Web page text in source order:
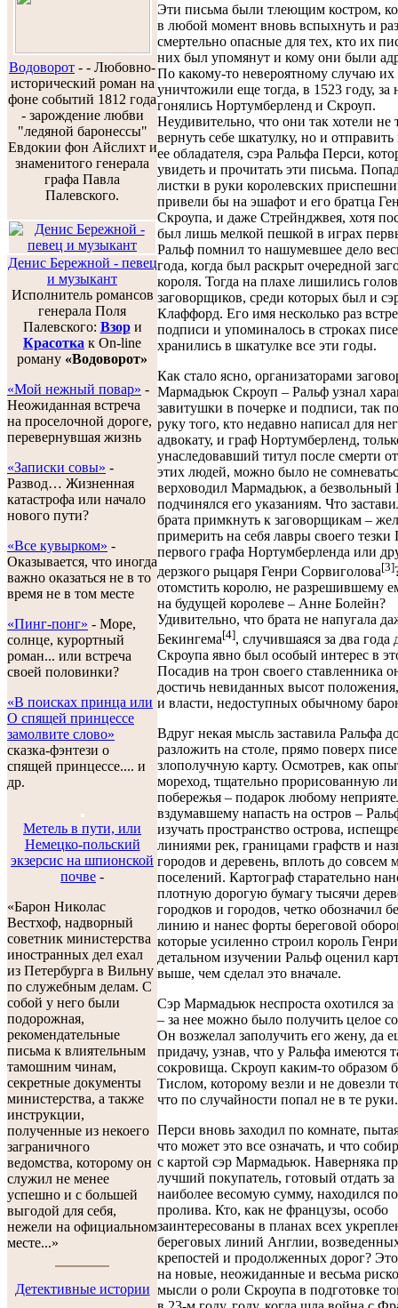
Водоворот - - Любовно-
исторический роман на
фоне событий 1812 года
- зарождение любви
"ледяной баронессы"
Евдокии фон Айслихт и
знаменитого генерала
графа Павла
Палевского.
Денис Бережной - певец
и музыкант
Исполнитель романсов
генерала Поля
Палевского: Взори
Красотка к On-line
роману «Водоворот»
«Мой нежный повар» -
Неожиданная встреча
на проселочной дороге,
перевернувшая жизнь
«Записки совы» -
Развод… Жизненная
катастрофа или начало
нового пути?
«Все кувырком» -
Оказывается, что иногда
важно оказаться не в то
время не в том месте
«Пинг-понг» - Море,
солнце, курортный
роман... или встреча
своей половинки?
«В поисках принца или
О спящей принцессе
замолвите слово»
сказка-фэнтези о
спящей принцессе.... и
др.
Метель в пути, или
Немецко-польский
экзерсис на шпионской
почве -
«Барон Николас
Вестхоф, надворный
советник министерства
иностранных дел ехал
из Петербурга в Вильну
по служебным делам. С
собой у него были
подорожная,
рекомендательные
письма к влиятельным
тамошним чинам,
секретные документы
министерства, а также
инструкции,
полученные из некоего
заграничного
ведомства, которому он
служил не менее
успешно и с большей
выгодой для себя,
нежели на официальном
месте...»
Детективные истории
Эти письма были тлеющим костром,
в любой момент вновь вспыхнуть и
смертельно опасные для тех, кто их
них был упомянут и кому они были
По какому-то невероятному случаю их
уничтожили еще тогда, в 1523 году, за
гонялись Нортумберленд и Скроуп.
Неудивительно, что они так хотели не
вернуть себе шкатулку, но и
ее обладателя, сэра Ральфа Перси,
увидеть и прочитать эти письма.
листки в руки королевских
привели бы на эшафот и его братца
Скроупа, и даже Стрейнджвея, хотя
был лишь мелкой пешкой в играх
Ральф помнил то нашумевшее дело
года, когда был раскрыт очередной
короля. Тогда на плахе лишились
заговорщиков, среди которых был и
Клаффорд. Его имя несколько раз
подписи и упоминалось в строках
хранились в шкатулке все эти годы.
Как стало ясно, организаторами
Мармадьюк Скроуп – Ральф узнал
завитушки в почерке и подписи, так
руку того, кто недавно написал для
адвокату, и граф Нортумберленд,
унаследовавший титул после смерти
этих людей, можно было не
верховодил Мармадьюк, а безвольный
подчинялся его указаниям. Что
брата примкнуть к заговорщикам –
примерить на себя лавры своего тезки
первого графа Нортумберленда или
дерзкого рыцаря Генри Сорвиголова[3]
отомстить королю, не разрешившему
на будущей королеве – Анне Болейн?
Удивительно, что брата не напугала
Бекингема[4], случившаяся за два года
Скроупа явно был особый интерес в
Посадив на трон своего ставленника
достичь невиданных высот положения,
и власти, недоступных обычному
Вдруг некая мысль заставила Ральфа
разложить на столе, прямо поверх
злополучную карту. Осмотрев, как
мореход, тщательно прорисованную
побережья – подарок любому
вздумавшему напасть на остров –
изучать пространство острова,
линиями рек, границами графств и
городов и деревень, вплоть до совсем
поселений. Картограф старательно
плотную дорогую бумагу тысячи
городков и городов, четко обозначил
линию и нанес форты береговой
которые усиленно строил король
детальном изучении Ральф оценил
выше, чем сделал это вначале.
Сэр Мармадьюк неспроста охотился за
– за нее можно было получить целое
Он возжелал заполучить его жену, да
придачу, узнав, что у Ральфа имеются
сокровища. Скроуп каким-то образом
Тислом, которому везли и не довезли
что по случайности попал не в те руки.
Перси вновь заходил по комнате,
что может это все означать, и что
с картой сэр Мармадьюк. Наверняка
лучший покупатель, готовый отдать за
наиболее весомую сумму, находился
пролива. Кто, как не французы, особо
заинтересованы в планах всех
береговых линий Англии,
крепостей и продолженных дорог?
на новые, неожиданные и весьма
мысли о роли Скроупа в подготовке